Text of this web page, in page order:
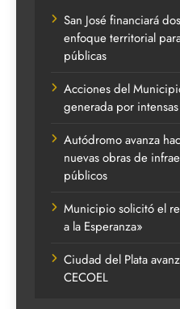
San José financiará
enfoque territorial
públicas
Acciones del
generada por
Autódromo avanza
nuevas obras de
públicos
Municipio solicitó el
a la Esperanza»
Ciudad del Plata
CECOEL